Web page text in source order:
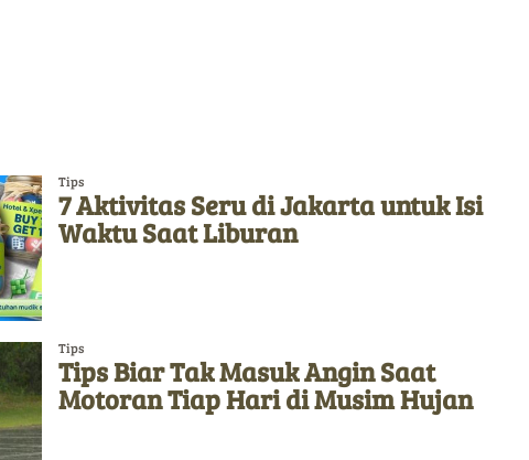
Tips
7 Aktivitas Seru di Jakarta untuk Isi
Waktu Saat Liburan
Tips
Tips Biar Tak Masuk Angin Saat
Motoran Tiap Hari di Musim Hujan